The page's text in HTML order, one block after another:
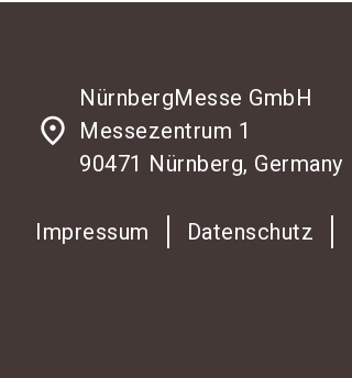
place
NürnbergMesse GmbH
Messezentrum 1
90471 Nürnberg, Germany
Impressum Datenschutz